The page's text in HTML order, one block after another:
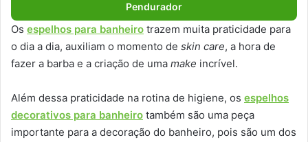
Pendurador
Os espelhos para banheiro trazem muita praticidade para
o dia a dia, auxiliam o momento de skin care, a hora de
fazer a barba e a criação de uma make incrível.
Além dessa praticidade na rotina de higiene, os espelhos
decorativos para banheiro também são uma peça
importante para a decoração do banheiro, pois são um dos